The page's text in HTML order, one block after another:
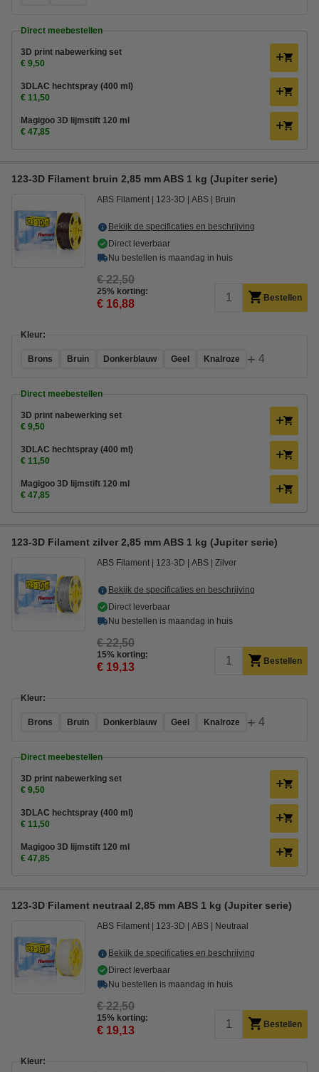
Direct meebestellen
3D print nabewerking set
€ 9,50
3DLAC hechtspray (400 ml)
€ 11,50
Magigoo 3D lijmstift 120 ml
€ 47,85
123-3D Filament bruin 2,85 mm ABS 1 kg (Jupiter serie)
ABS Filament 123-3D ABS Bruin
Bekijk de specificaties en beschrijving
Direct leverbaar
Nu bestellen is maandag in huis
€ 22,50
25% korting:
€ 16,88 Bestellen
Kleur:
Brons Bruin Donkerblauw Geel Knalroze + 4
Direct meebestellen
3D print nabewerking set
€ 9,50
3DLAC hechtspray (400 ml)
€ 11,50
Magigoo 3D lijmstift 120 ml
€ 47,85
123-3D Filament zilver 2,85 mm ABS 1 kg (Jupiter serie)
ABS Filament 123-3D ABS Zilver
Bekijk de specificaties en beschrijving
Direct leverbaar
Nu bestellen is maandag in huis
€ 22,50
15% korting:
€ 19,13 Bestellen
Kleur:
Brons Bruin Donkerblauw Geel Knalroze + 4
Direct meebestellen
3D print nabewerking set
€ 9,50
3DLAC hechtspray (400 ml)
€ 11,50
Magigoo 3D lijmstift 120 ml
€ 47,85
123-3D Filament neutraal 2,85 mm ABS 1 kg (Jupiter serie)
ABS Filament 123-3D ABS Neutraal
Bekijk de specificaties en beschrijving
Direct leverbaar
Nu bestellen is maandag in huis
€ 22,50
15% korting:
€ 19,13 Bestellen
Kleur: